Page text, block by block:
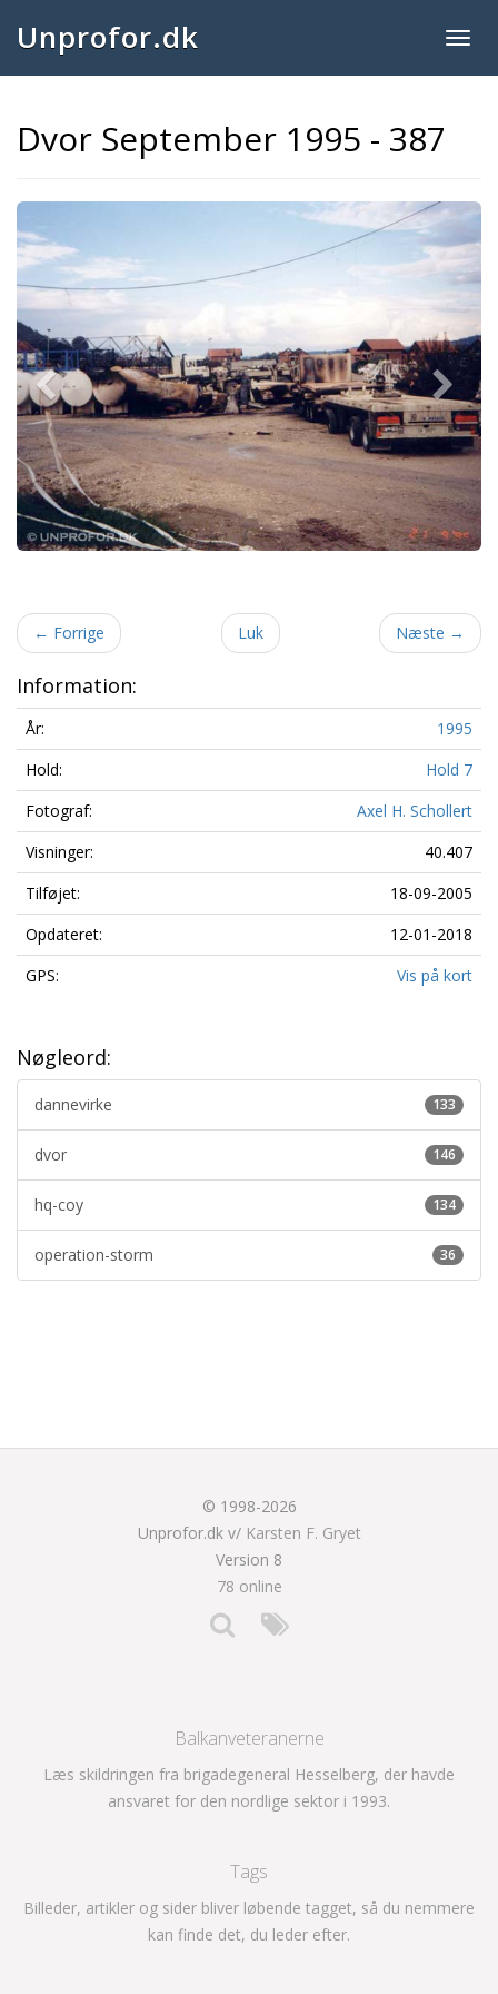
Unprofor.dk
Dvor September 1995 - 387
Previous Next
← Forrige Luk Næste →
Information:
År:
1995
Hold:
Hold 7
Fotograf:
Axel H. Schollert
Visninger:
40.407
Tilføjet:
18-09-2005
Opdateret:
12-01-2018
GPS:
Vis på kort
Nøgleord:
133
dannevirke
146
dvor
134
hq-coy
36
operation-storm
© 1998-2026
Unprofor.dk v/ Karsten F. Gryet
Version 8
78 online
Balkanveteranerne
Læs skildringen fra brigadegeneral Hesselberg, der havde
ansvaret for den nordlige sektor i 1993.
Tags
Billeder, artikler og sider bliver løbende tagget, så du nemmere
kan finde det, du leder efter.